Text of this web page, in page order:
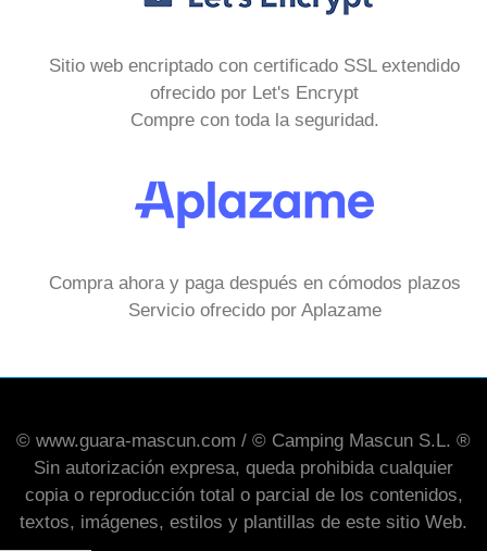
Sitio web encriptado con certificado SSL extendido
ofrecido por Let's Encrypt
Compre con toda la seguridad.
Compra ahora y paga después en cómodos plazos
Servicio ofrecido por Aplazame
© www.guara-mascun.com / © Camping Mascun S.L. ®
Sin autorización expresa, queda prohibida cualquier
copia o reproducción total o parcial de los contenidos,
textos, imágenes, estilos y plantillas de este sitio Web.